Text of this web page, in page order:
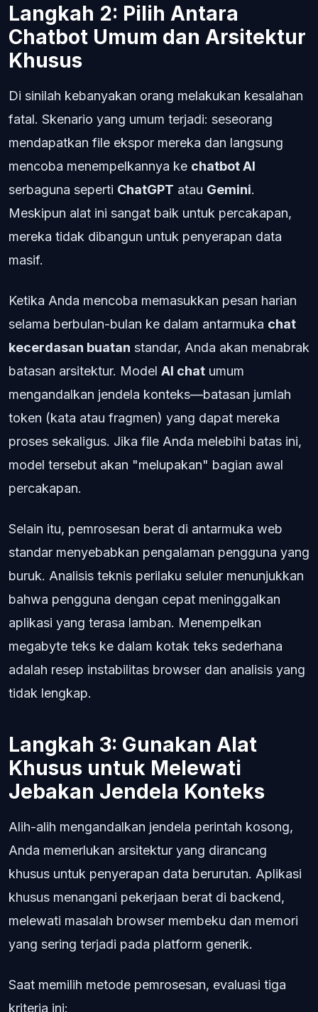
Langkah 2: Pilih Antara
Chatbot Umum dan Arsitektur
Khusus
Di sinilah kebanyakan orang melakukan kesalahan
fatal. Skenario yang umum terjadi: seseorang
mendapatkan file ekspor mereka dan langsung
mencoba menempelkannya ke chatbot AI
serbaguna seperti ChatGPT atau Gemini.
Meskipun alat ini sangat baik untuk percakapan,
mereka tidak dibangun untuk penyerapan data
masif.
Ketika Anda mencoba memasukkan pesan harian
selama berbulan-bulan ke dalam antarmuka chat
kecerdasan buatan standar, Anda akan menabrak
batasan arsitektur. Model AI chat umum
mengandalkan jendela konteks—batasan jumlah
token (kata atau fragmen) yang dapat mereka
proses sekaligus. Jika file Anda melebihi batas ini,
model tersebut akan "melupakan" bagian awal
percakapan.
Selain itu, pemrosesan berat di antarmuka web
standar menyebabkan pengalaman pengguna yang
buruk. Analisis teknis perilaku seluler menunjukkan
bahwa pengguna dengan cepat meninggalkan
aplikasi yang terasa lamban. Menempelkan
megabyte teks ke dalam kotak teks sederhana
adalah resep instabilitas browser dan analisis yang
tidak lengkap.
Langkah 3: Gunakan Alat
Khusus untuk Melewati
Jebakan Jendela Konteks
Alih-alih mengandalkan jendela perintah kosong,
Anda memerlukan arsitektur yang dirancang
khusus untuk penyerapan data berurutan. Aplikasi
khusus menangani pekerjaan berat di backend,
melewati masalah browser membeku dan memori
yang sering terjadi pada platform generik.
Saat memilih metode pemrosesan, evaluasi tiga
kriteria ini: